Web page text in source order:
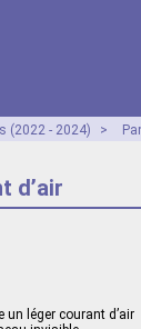
(2022 - 2024) >
d’air
un léger courant d’air